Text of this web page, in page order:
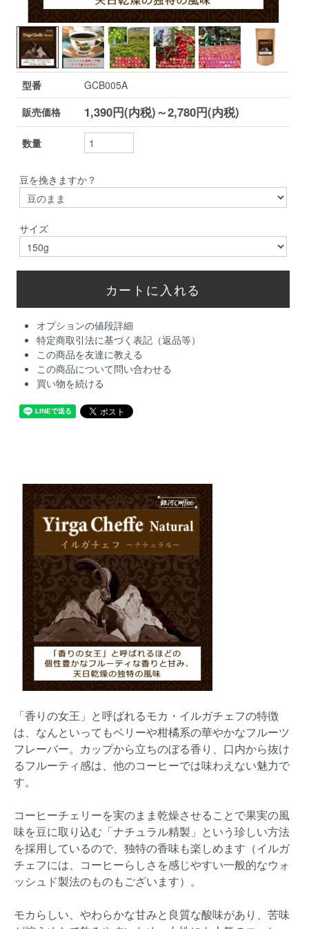
型番
GCB005A
販売価格
1,390円(内税)～2,780円(内税)
数量
豆を挽きますか？
サイズ
オプションの値段詳細
特定商取引法に基づく表記（返品等）
この商品を友達に教える
この商品について問い合わせる
買い物を続ける
「香りの女王」と呼ばれるモカ・イルガチェフの特徴
は、なんといってもベリーや柑橘系の華やかなフルーツ
フレーバー。カップから立ちのぼる香り、口内から抜け
るフルーティ感は、他のコーヒーでは味わえない魅力で
す。
コーヒーチェリーを実のまま乾燥させることで果実の風
味を豆に取り込む「ナチュラル精製」という珍しい方法
を採用しているので、独特の香味も楽しめます（イルガ
チェフには、コーヒーらしさを感じやすい一般的なウォ
ッシュド製法のものもございます）。
モカらしい、やわらかな甘みと良質な酸味があり、苦味